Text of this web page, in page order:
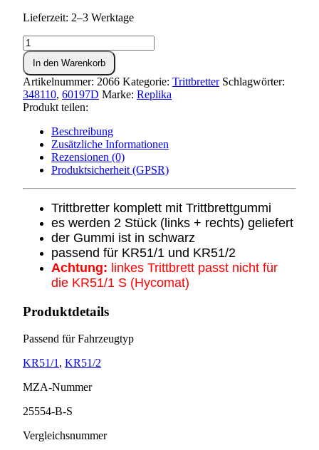
Lieferzeit: 2–3 Werktage
Trittbrett
KR51
rechts
+
links
Menge
In den Warenkorb
Artikelnummer: 2066 Kategorie: Trittbretter Schlagwörter:
348110, 60197D Marke: Replika
Produkt teilen:
Beschreibung
Zusätzliche Informationen
Rezensionen (0)
Produktsicherheit (GPSR)
Trittbretter komplett mit Trittbrettgummi
es werden 2 Stück (links + rechts) geliefert
der Gummi ist in schwarz
passend für KR51/1 und KR51/2
Achtung: linkes Trittbrett passt nicht für
die KR51/1 S (Hycomat)
Produktdetails
Passend für Fahrzeugtyp
KR51/1 , KR51/2
MZA-Nummer
25554-B-S
Vergleichsnummer